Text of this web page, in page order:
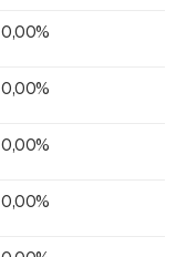
0,00%
0,00%
0,00%
0,00%